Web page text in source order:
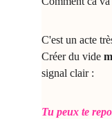
C'est un acte
Créer du vide
signal clair :
Tu peux te